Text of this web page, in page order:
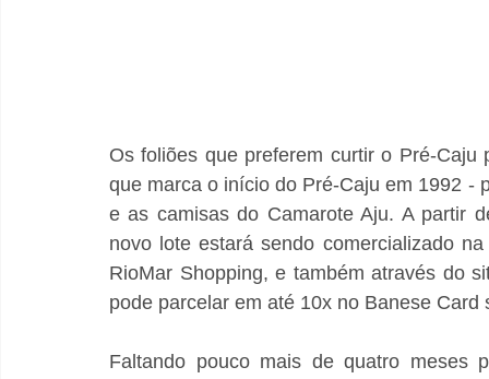
Os foliões que preferem curtir o Pré-
que marca o início do Pré-Caju em 1992 -
e as camisas do Camarote Aju. A partir
novo lote estará sendo comercializado
RioMar Shopping, e também através do
pode parcelar em até 10x no Banese
Faltando pouco mais de quatro meses